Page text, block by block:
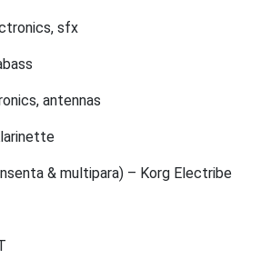
sfx
antennas
& multipara) – Korg Electribe